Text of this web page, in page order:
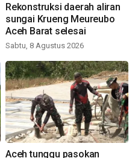
Rekonstruksi daerah aliran
sungai Krueng Meureubo
Aceh Barat selesai
Sabtu, 8 Agustus 2026
Aceh tunggu pasokan